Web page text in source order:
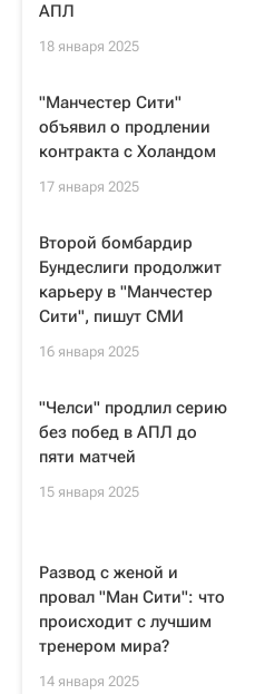
АПЛ
18 января 2025
"Манчестер Сити"
объявил о продлении
контракта с Холандом
17 января 2025
Второй бомбардир
Бундеслиги продолжит
карьеру в "Манчестер
Сити", пишут СМИ
16 января 2025
"Челси" продлил серию
без побед в АПЛ до
пяти матчей
15 января 2025
Развод с женой и
провал "Ман Сити": что
происходит с лучшим
тренером мира?
14 января 2025